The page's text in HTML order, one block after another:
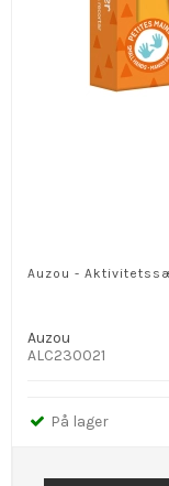
Auzou -
Auzou
ALC230021
På lager